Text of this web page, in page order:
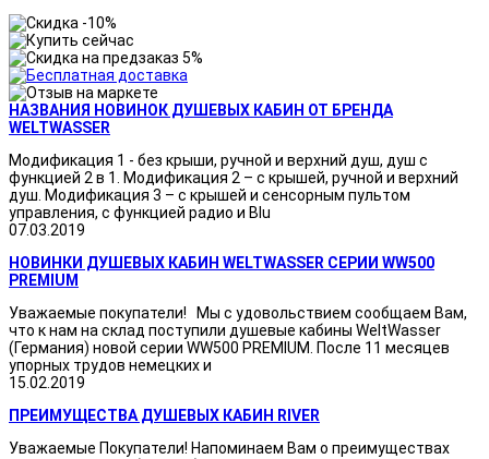
НАЗВАНИЯ НОВИНОК ДУШЕВЫХ КАБИН ОТ БРЕНДА
WELTWASSER
Модификация 1 - без крыши, ручной и верхний душ, душ с
функцией 2 в 1. Модификация 2 – с крышей, ручной и верхний
душ. Модификация 3 – с крышей и сенсорным пультом
управления, с функцией радио и Blu
07.03.2019
НОВИНКИ ДУШЕВЫХ КАБИН WELTWASSER СЕРИИ WW500
PREMIUM
Уважаемые покупатели! Мы с удовольствием сообщаем Вам,
что к нам на склад поступили душевые кабины WeltWasser
(Германия) новой серии WW500 PREMIUM. После 11 месяцев
упорных трудов немецких и
15.02.2019
ПРЕИМУЩЕСТВА ДУШЕВЫХ КАБИН RIVER
Уважаемые Покупатели! Напоминаем Вам о преимуществах